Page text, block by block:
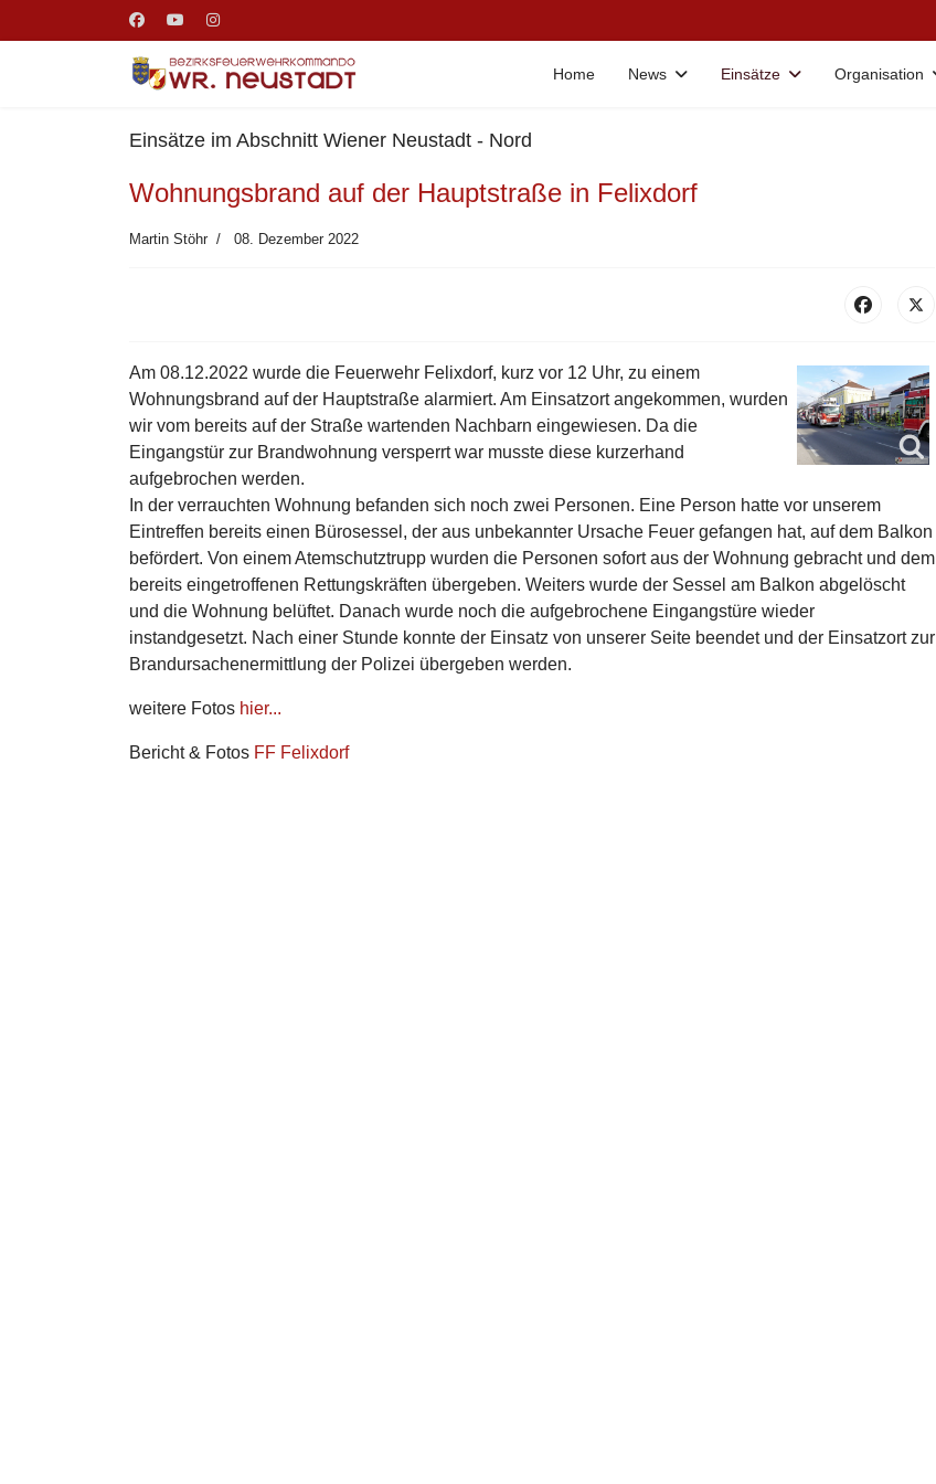
Home News Einsätze Organisation
Einsätze im Abschnitt Wiener Neustadt - Nord
Wohnungsbrand auf der Hauptstraße in Felixdorf
Martin Stöhr 08. Dezember 2022
Am 08.12.2022 wurde die Feuerwehr Felixdorf, kurz vor 12 Uhr, zu einem
Wohnungsbrand auf der Hauptstraße alarmiert. Am Einsatzort angekommen, wurden
wir vom bereits auf der Straße wartenden Nachbarn eingewiesen. Da die
Eingangstür zur Brandwohnung versperrt war musste diese kurzerhand
aufgebrochen werden.
In der verrauchten Wohnung befanden sich noch zwei Personen. Eine Person hatte vor unserem
Eintreffen bereits einen Bürosessel, der aus unbekannter Ursache Feuer gefangen hat, auf dem Balkon
befördert. Von einem Atemschutztrupp wurden die Personen sofort aus der Wohnung gebracht und dem
bereits eingetroffenen Rettungskräften übergeben. Weiters wurde der Sessel am Balkon abgelöscht
und die Wohnung belüftet. Danach wurde noch die aufgebrochene Eingangstüre wieder
instandgesetzt. Nach einer Stunde konnte der Einsatz von unserer Seite beendet und der Einsatzort zur
Brandursachenermittlung der Polizei übergeben werden.
weitere Fotos hier...
Bericht & Fotos FF Felixdorf